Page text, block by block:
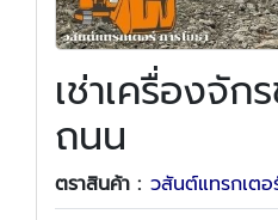
เช่าเครื่องจั
ถนน
ตราสินค้า : วสันต์แทรกเตอ